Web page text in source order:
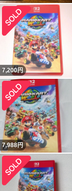
7,200円
7,988円